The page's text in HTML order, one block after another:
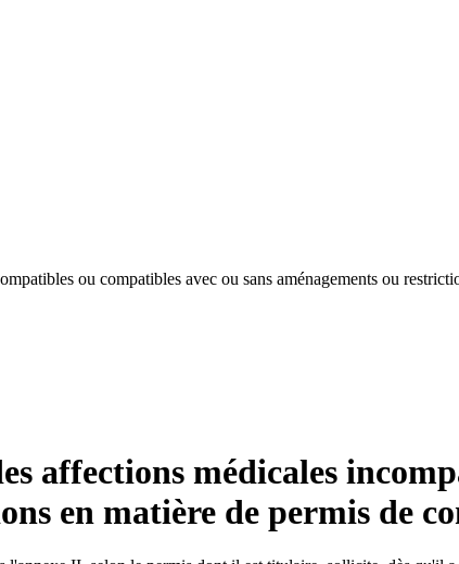
ou compatibles avec ou sans aménagements ou
affections médicales
en matière de permis de